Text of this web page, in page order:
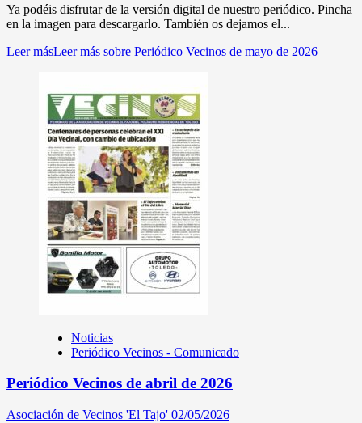
Ya podéis disfrutar de la versión digital de nuestro periódico. Pincha
en la imagen para descargarlo. También os dejamos el...
Leer másLeer más sobre Periódico Vecinos de mayo de 2026
Noticias
Periódico Vecinos - Comunicado
Periódico Vecinos de abril de 2026
Asociación de Vecinos 'El Tajo' 02/05/2026